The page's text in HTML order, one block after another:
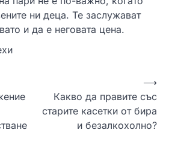
ни деца. Те заслужават
и да е неговата цена.
Какво да правите със
старите касетки от бира
и безалкохолно?
⟶